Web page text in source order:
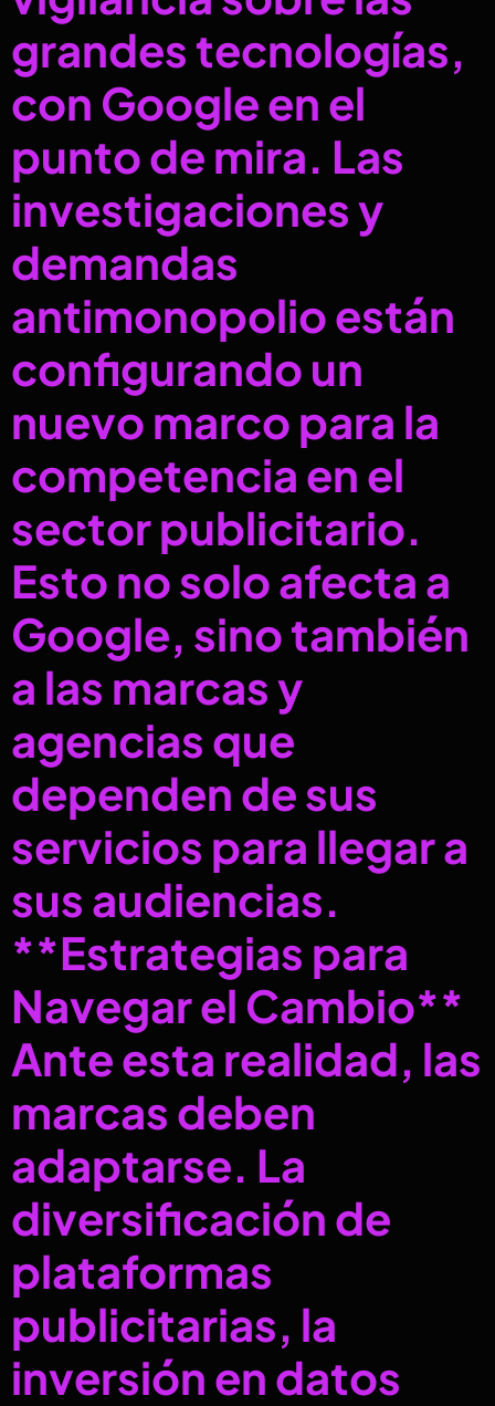
grandes tecnologías,
con Google en el
punto de mira. Las
investigaciones y
demandas
antimonopolio están
configurando un
nuevo marco para la
competencia en el
sector publicitario.
Esto no solo afecta a
Google, sino también
a las marcas y
agencias que
dependen de sus
servicios para llegar a
sus audiencias.
**Estrategias para
Navegar el Cambio**
Ante esta realidad, las
marcas deben
adaptarse. La
diversificación de
plataformas
publicitarias, la
inversión en datos